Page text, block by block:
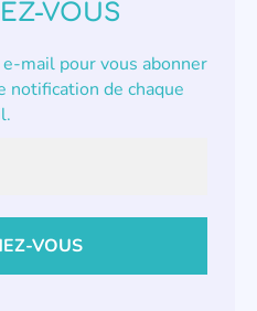
VOUS
mail pour vous abonner
notification de chaque